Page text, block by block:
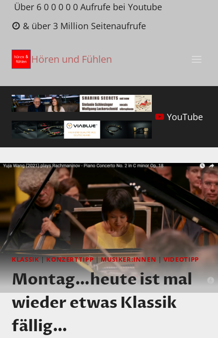
Zum
Inhalt
springen
Über 6 0 0 0 0 0 Aufrufe bei Youtube
& über 3 Million Seitenaufrufe
Hören und Fühlen
YouTube
KLASSIK | KONZERTTIPP |MUSIKER:INNEN |VIDEOTIPP
Montag…heute ist mal
wieder etwas Klassik
fällig…